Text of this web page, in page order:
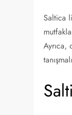
Saltica
Ayrıca,